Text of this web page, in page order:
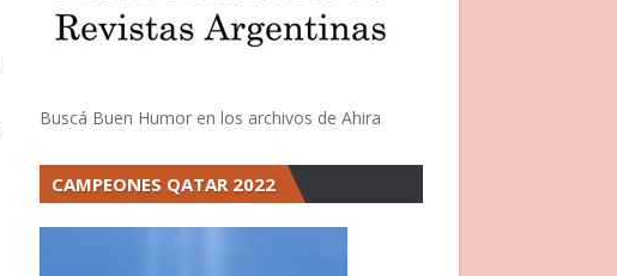
Buscá Buen Humor en los archivos de Ahira
CAMPEONES QATAR 2022